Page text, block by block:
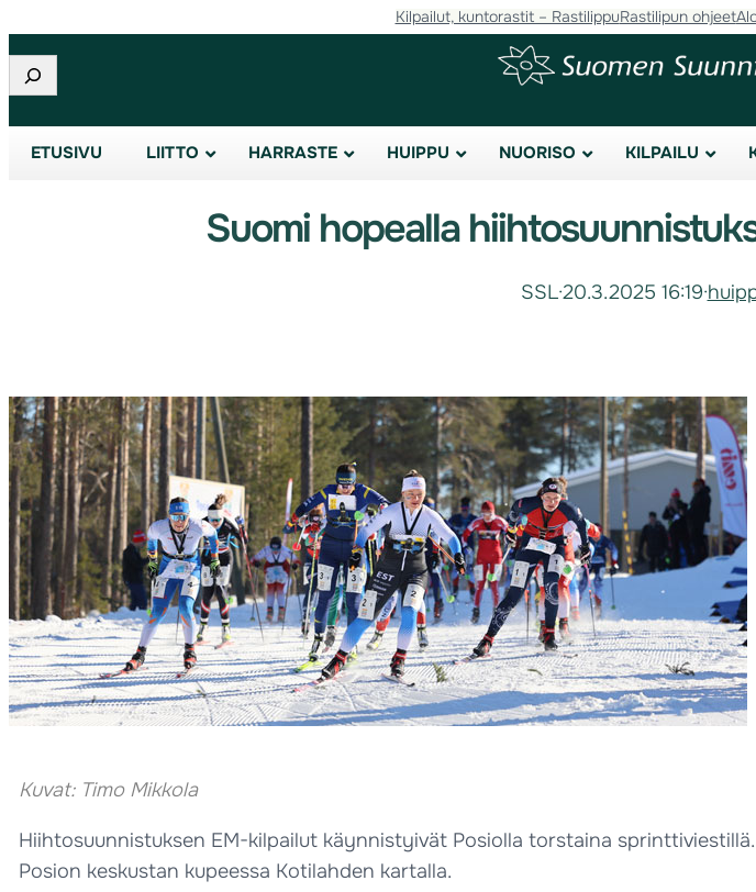
Kilpailut, kuntorastit – RastilippuRastilipun ohjeet
Etsi
ETUSIVU LIITTO HARRASTE HUIPPU NUORISO KILPAILU
Suomi hopealla
SSL·20.3.2025 16:19·
Kuvat: Timo Mikkola
Hiihtosuunnistuksen EM-kilpailut käynnistyivät Posiolla torstaina
Posion keskustan kupeessa Kotilahden kartalla.